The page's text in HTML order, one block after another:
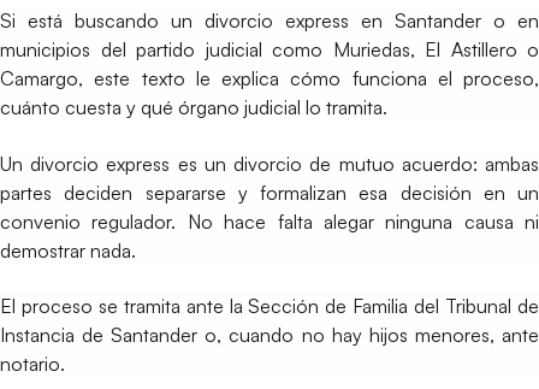
Si está buscando un divorcio express en Santander o en
municipios del partido judicial como Muriedas, El Astillero o
Camargo, este texto le explica cómo funciona el proceso,
cuánto cuesta y qué órgano judicial lo tramita.
Un divorcio express es un divorcio de mutuo acuerdo: ambas
partes deciden separarse y formalizan esa decisión en un
convenio regulador. No hace falta alegar ninguna causa ni
demostrar nada.
El proceso se tramita ante la Sección de Familia del Tribunal de
Instancia de Santander o, cuando no hay hijos menores, ante
notario.